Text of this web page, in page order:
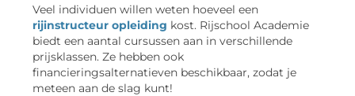
Veel individuen willen weten hoeveel een
rijinstructeur opleiding kost. Rijschool Academie
biedt een aantal cursussen aan in verschillende
prijsklassen. Ze hebben ook
financieringsalternatieven beschikbaar, zodat je
meteen aan de slag kunt!